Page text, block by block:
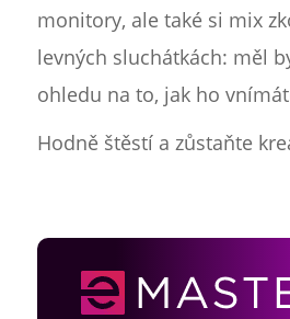
monitory, ale také si mix
levných sluchátkách: měl
ohledu na to, jak ho
Hodně štěstí a zůstaňte